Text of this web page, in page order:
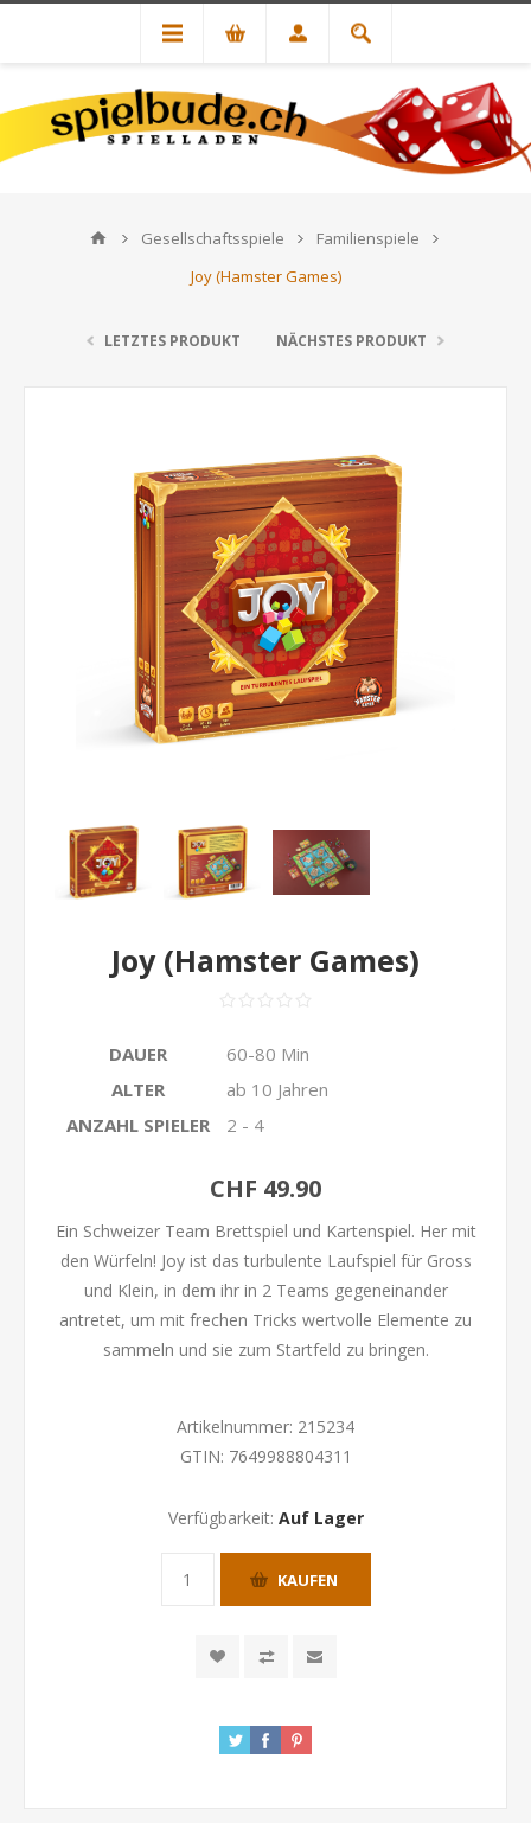
Gesellschaftsspiele
Familienspiele
Joy (Hamster Games)
LETZTES PRODUKT NÄCHSTES PRODUKT
Joy (Hamster Games)
DAUER
60-80 Min
ALTER
ab 10 Jahren
ANZAHL SPIELER
2 - 4
CHF 49.90
Ein Schweizer Team Brettspiel und Kartenspiel. Her mit
den Würfeln! Joy ist das turbulente Laufspiel für Gross
und Klein, in dem ihr in 2 Teams gegeneinander
antretet, um mit frechen Tricks wertvolle Elemente zu
sammeln und sie zum Startfeld zu bringen.
Artikelnummer: 215234
GTIN: 7649988804311
Verfügbarkeit: Auf Lager
KAUFEN